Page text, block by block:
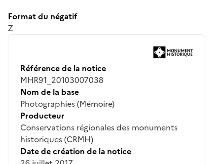
Format du négatif
Z
Référence de la notice
MHR91_20103007038
Nom de la base
Photographies (Mémoire)
Producteur
Conservations régionales des monuments
historiques (CRMH)
Date de création de la notice